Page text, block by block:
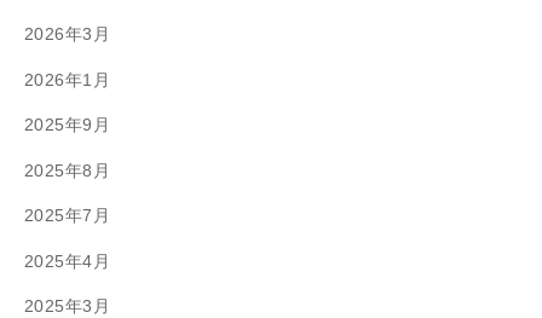
2026年3月
2026年1月
2025年9月
2025年8月
2025年7月
2025年4月
2025年3月